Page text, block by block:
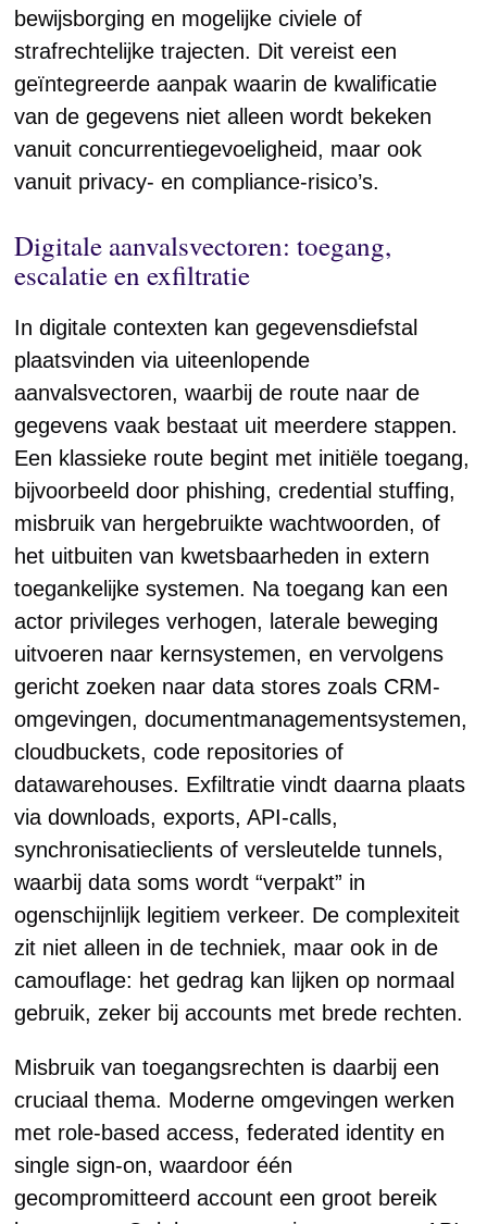
bewijsborging en mogelijke civiele of
strafrechtelijke trajecten. Dit vereist een
geïntegreerde aanpak waarin de kwalificatie
van de gegevens niet alleen wordt bekeken
vanuit concurrentiegevoeligheid, maar ook
vanuit privacy- en compliance-risico’s.
Digitale aanvalsvectoren: toegang,
escalatie en exfiltratie
In digitale contexten kan gegevensdiefstal
plaatsvinden via uiteenlopende
aanvalsvectoren, waarbij de route naar de
gegevens vaak bestaat uit meerdere stappen.
Een klassieke route begint met initiële toegang,
bijvoorbeeld door phishing, credential stuffing,
misbruik van hergebruikte wachtwoorden, of
het uitbuiten van kwetsbaarheden in extern
toegankelijke systemen. Na toegang kan een
actor privileges verhogen, laterale beweging
uitvoeren naar kernsystemen, en vervolgens
gericht zoeken naar data stores zoals CRM-
omgevingen, documentmanagementsystemen,
cloudbuckets, code repositories of
datawarehouses. Exfiltratie vindt daarna plaats
via downloads, exports, API-calls,
synchronisatieclients of versleutelde tunnels,
waarbij data soms wordt “verpakt” in
ogenschijnlijk legitiem verkeer. De complexiteit
zit niet alleen in de techniek, maar ook in de
camouflage: het gedrag kan lijken op normaal
gebruik, zeker bij accounts met brede rechten.
Misbruik van toegangsrechten is daarbij een
cruciaal thema. Moderne omgevingen werken
met role-based access, federated identity en
single sign-on, waardoor één
gecompromitteerd account een groot bereik